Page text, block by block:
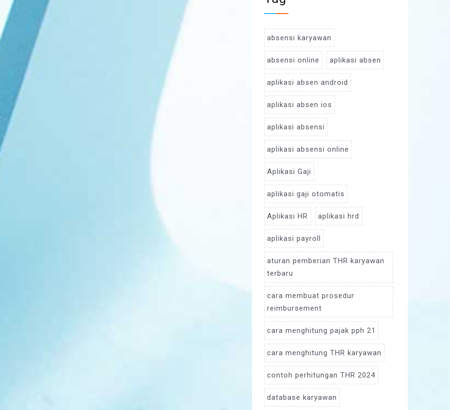
absensi karyawan
absensi online aplikasi absen
aplikasi absen android
aplikasi absen ios
aplikasi absensi
aplikasi absensi online
Aplikasi Gaji
aplikasi gaji otomatis
Aplikasi HR aplikasi hrd
aplikasi payroll
aturan pemberian THR karyawan
terbaru
cara membuat prosedur
reimbursement
cara menghitung pajak pph 21
cara menghitung THR karyawan
contoh perhitungan THR 2024
database karyawan